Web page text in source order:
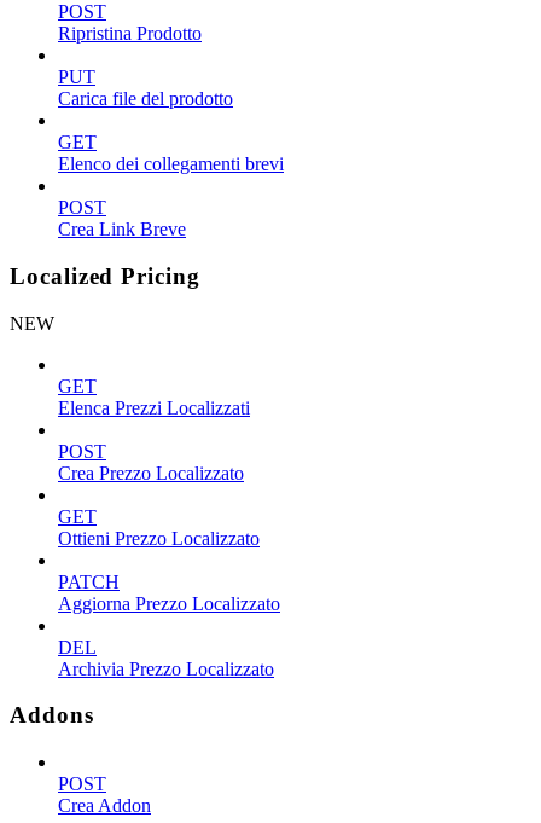
POST
Ripristina Prodotto
PUT
Carica file del prodotto
GET
Elenco dei collegamenti brevi
POST
Crea Link Breve
Localized Pricing
NEW
GET
Elenca Prezzi Localizzati
POST
Crea Prezzo Localizzato
GET
Ottieni Prezzo Localizzato
PATCH
Aggiorna Prezzo Localizzato
DEL
Archivia Prezzo Localizzato
Addons
POST
Crea Addon